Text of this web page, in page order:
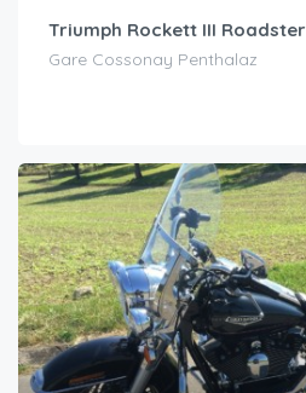
Triumph Rockett III Roadster
Gare Cossonay Penthalaz